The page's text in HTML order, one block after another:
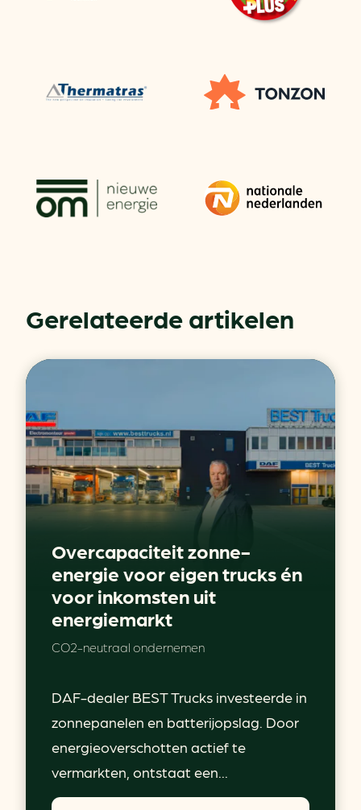
Gerelateerde artikelen
Overcapaciteit zonne-
energie voor eigen trucks én
voor inkomsten uit
energiemarkt
CO2-neutraal ondernemen
DAF-dealer BEST Trucks investeerde in
zonnepanelen en batterijopslag. Door
energieoverschotten actief te
vermarkten, ontstaat een...